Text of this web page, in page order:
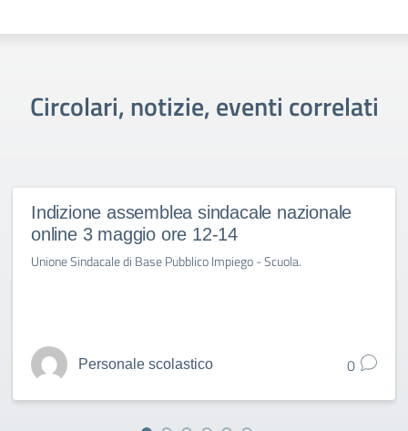
Circolari, notizie, eventi correlati
Indizione assemblea sindacale nazionale
online 3 maggio ore 12-14
Unione Sindacale di Base Pubblico Impiego - Scuola.
Personale scolastico 0